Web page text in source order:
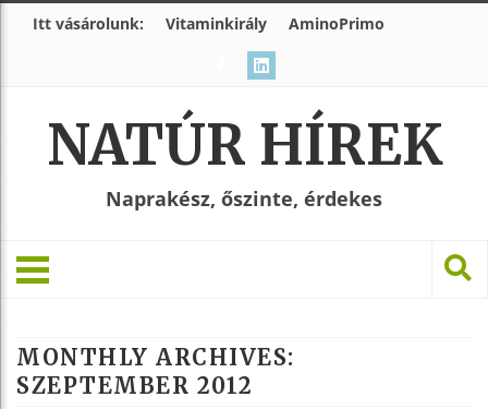
Itt vásárolunk: Vitaminkirály AminoPrimo
NATÚR HÍREK
Naprakész, őszinte, érdekes
MONTHLY ARCHIVES:
SZEPTEMBER 2012